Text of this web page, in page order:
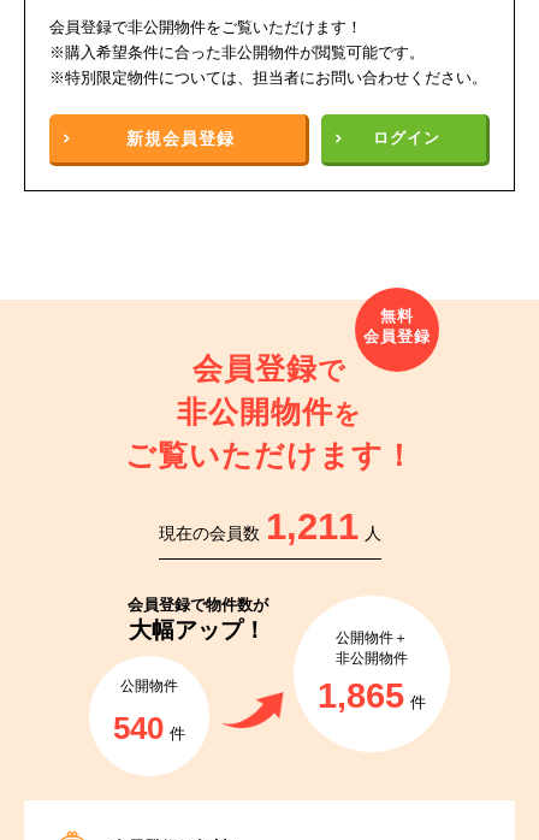
会員登録で非公開物件をご覧いただけます！
※購入希望条件に合った非公開物件が閲覧可能です。
※特別限定物件については、担当者にお問い合わせください。
新規会員登録 ログイン
会員登録で
非公開物件を
ご覧いただけます！
現在の会員数 1,211 人
会員登録で物件数が
大幅アップ！
公開物件
540 件
公開物件＋
非公開物件
1,865 件